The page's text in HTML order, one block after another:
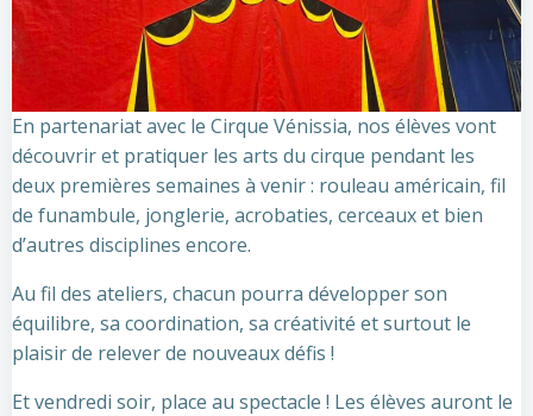
En partenariat avec le Cirque Vénissia, nos élèves vont
découvrir et pratiquer les arts du cirque pendant les
deux premières semaines à venir : rouleau américain, fil
de funambule, jonglerie, acrobaties, cerceaux et bien
d’autres disciplines encore.
Au fil des ateliers, chacun pourra développer son
équilibre, sa coordination, sa créativité et surtout le
plaisir de relever de nouveaux défis !
Et vendredi soir, place au spectacle ! Les élèves auront le